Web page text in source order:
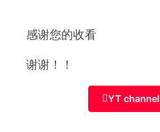
感谢您的收看
谢谢！！
YT channel